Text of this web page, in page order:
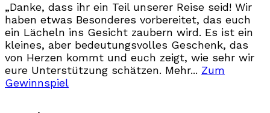
„Danke, dass ihr ein Teil unserer Reise seid! Wir
haben etwas Besonderes vorbereitet, das euch
ein Lächeln ins Gesicht zaubern wird. Es ist ein
kleines, aber bedeutungsvolles Geschenk, das
von Herzen kommt und euch zeigt, wie sehr wir
eure Unterstützung schätzen. Mehr... Zum
Gewinnspiel